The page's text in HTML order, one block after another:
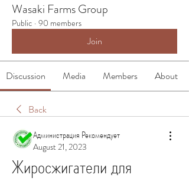
Wasaki Farms Group
Public · 90 members
Join
Discussion Media Members About
Back
Администрация Рекомендует
August 21, 2023
Жиросжигатели для